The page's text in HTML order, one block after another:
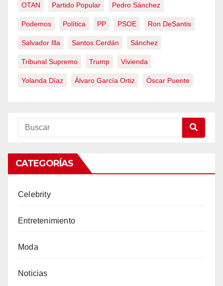
OTAN Partido Popular Pedro Sánchez
Podemos Política PP PSOE Ron DeSantis
Salvador Illa Santos Cerdán Sánchez
Tribunal Supremo Trump Vivienda
Yolanda Díaz Álvaro García Ortiz Óscar Puente
CATEGORÍAS
Celebrity
Entretenimiento
Moda
Noticias